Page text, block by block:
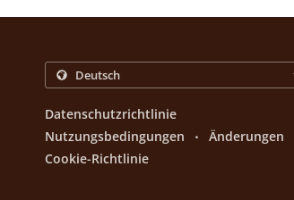
Datenschutzrichtlinie
Nutzungsbedingungen .
Änderungen
Cookie-Richtlinie